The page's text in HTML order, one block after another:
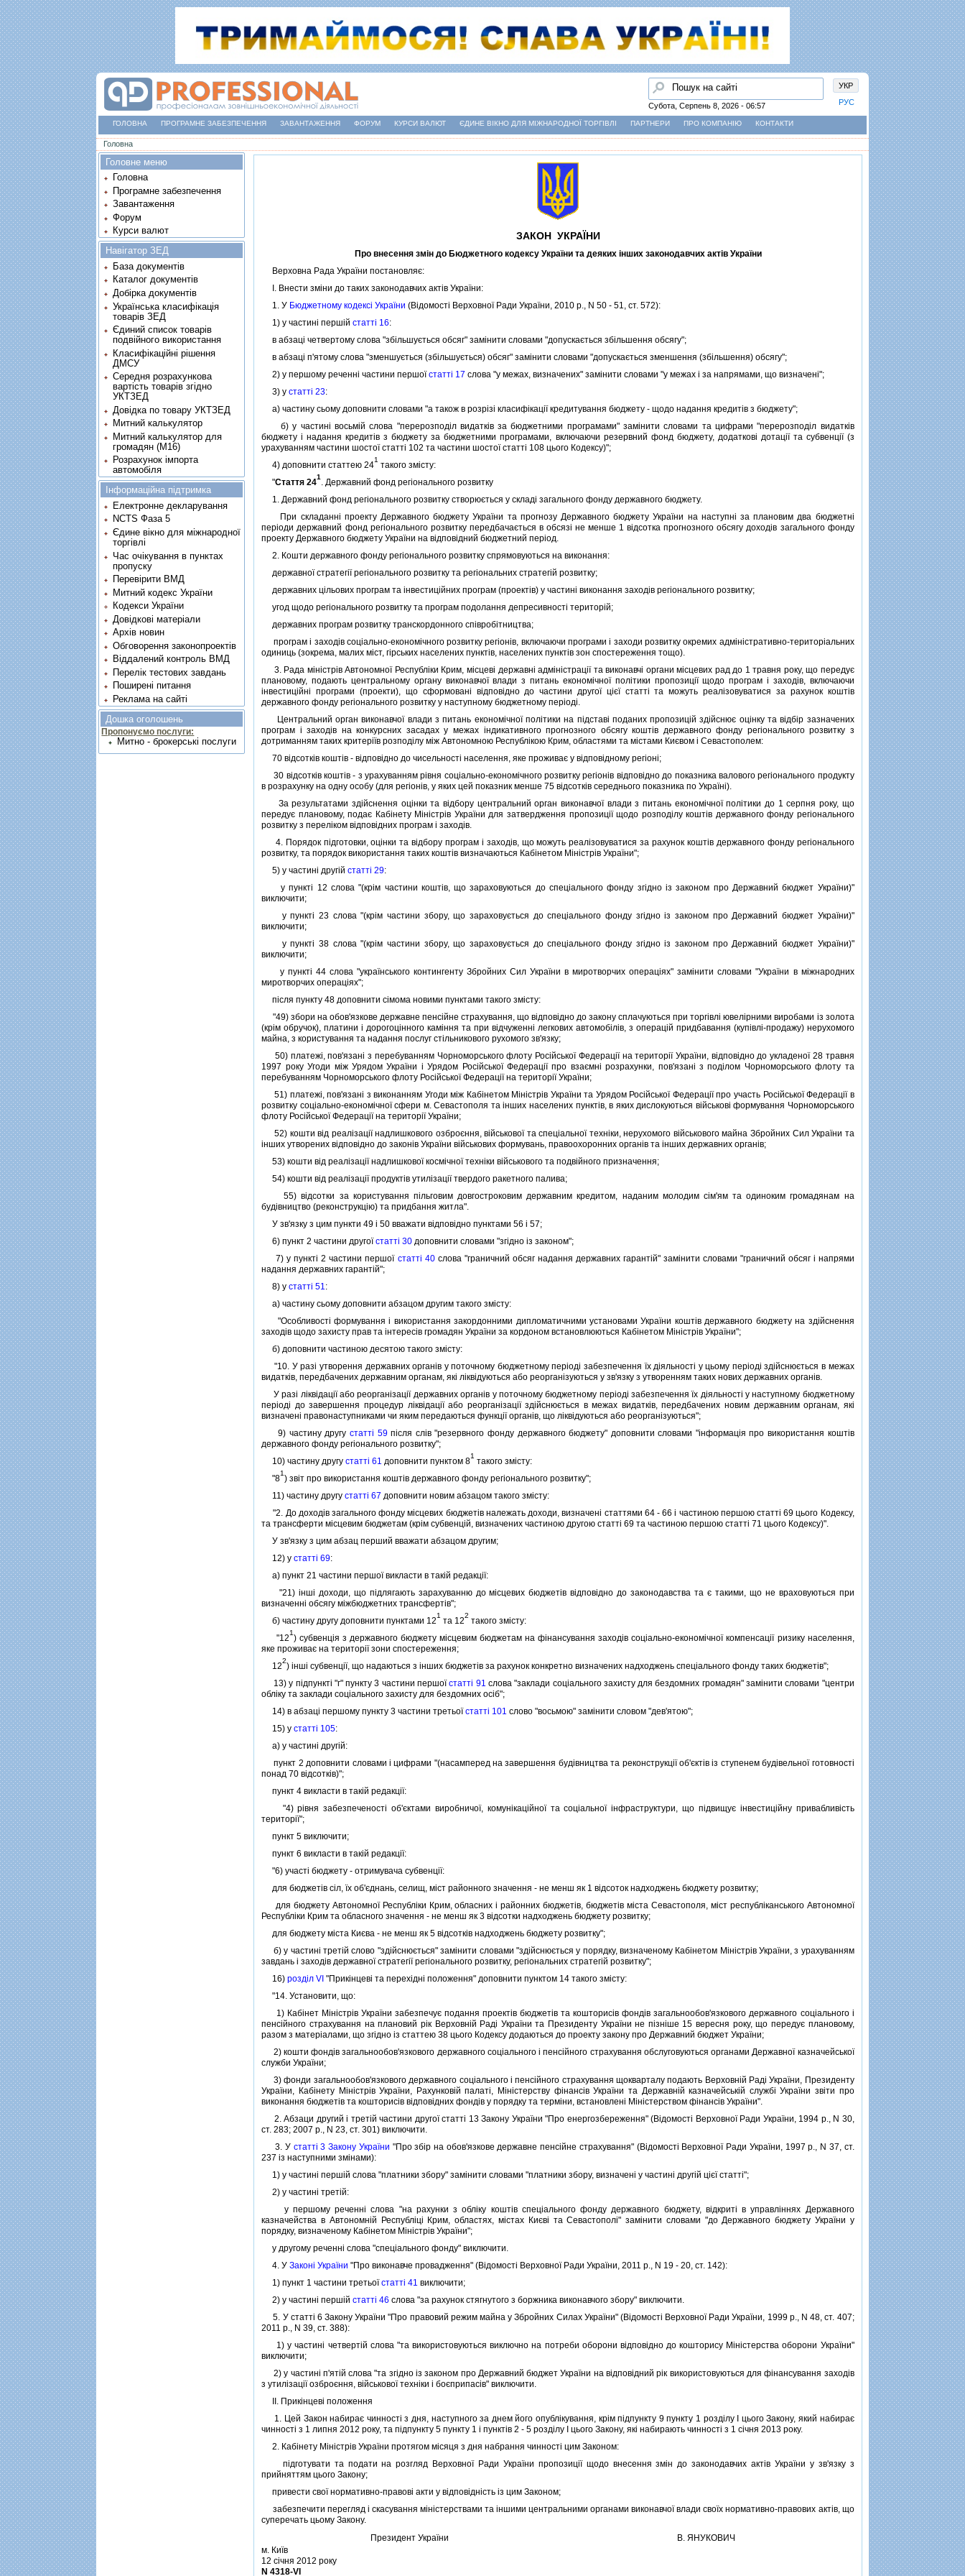
УКР
РУС
Пошук
Субота, Серпень 8, 2026 - 06:57
ГОЛОВНА ПРОГРАМНЕ ЗАБЕЗПЕЧЕННЯ ЗАВАНТАЖЕННЯ ФОРУМ КУРСИ ВАЛЮТ ЄДИНЕ ВІКНО ДЛЯ МІЖНАРОДНОЇ ТОРГІВЛІ ПАРТНЕРИ ПРО КОМПАНІЮ КОНТАКТИ
Ви є тут
Головна
ЗАКОН УКРАЇНИ
Про внесення змiн до Бюджетного кодексу України та деяких iнших законодавчих актiв України
Верховна Рада України постановляє:
I. Внести змiни до таких законодавчих актiв України:
1. У Бюджетному кодексi України (Вiдомостi Верховної Ради України, 2010 р., N 50 - 51, ст. 572):
1) у частинi першiйстаттi 16:
в абзацi четвертому слова "збiльшується обсяг" замiнити словами "допускається збiльшення обсягу";
в абзацi п'ятому слова "зменшується (збiльшується) обсяг" замiнити словами "допускається зменшення (збiльшення) обсягу";
2) у першому реченнi частини першоїстаттi 17 слова "у межах, визначених" замiнити словами "у межах i за напрямами, що визначенi";
3) устаттi 23:
а) частину сьому доповнити словами "а також в розрiзi класифiкацiї кредитування бюджету - щодо надання кредитiв з бюджету";
б) у частинi восьмiй слова "перерозподiл видаткiв за бюджетними програмами" замiнити словами та цифрами "перерозподiл видаткiв
бюджету i надання кредитiв з бюджету за бюджетними програмами, включаючи резервний фонд бюджету, додатковi дотацiї та субвенцiї (з
урахуванням частини шостої статтi 102 та частини шостої статтi 108 цього Кодексу)";
4) доповнити статтею 24
1
такого змiсту:
"Стаття 24
1
. Державний фонд регiонального розвитку
1. Державний фонд регiонального розвитку створюється у складi загального фонду державного бюджету.
При складаннi проекту Державного бюджету України та прогнозу Державного бюджету України на наступнi за плановим два бюджетнi
перiоди державний фонд регiонального розвитку передбачається в обсязi не менше 1 вiдсотка прогнозного обсягу доходiв загального фонду
проекту Державного бюджету України на вiдповiдний бюджетний перiод.
2. Кошти державного фонду регiонального розвитку спрямовуються на виконання:
державної стратегiї регiонального розвитку та регiональних стратегiй розвитку;
державних цiльових програм та iнвестицiйних програм (проектiв) у частинi виконання заходiв регiонального розвитку;
угод щодо регiонального розвитку та програм подолання депресивностi територiй;
державних програм розвитку транскордонного спiвробiтництва;
програм i заходiв соцiально-економiчного розвитку регiонiв, включаючи програми i заходи розвитку окремих адмiнiстративно-територiальних
одиниць (зокрема, малих мiст, гiрських населених пунктiв, населених пунктiв зон спостереження тощо).
3. Рада мiнiстрiв Автономної Республiки Крим, мiсцевi державнi адмiнiстрацiї та виконавчi органи мiсцевих рад до 1 травня року, що передує
плановому, подають центральному органу виконавчої влади з питань економiчної полiтики пропозицiї щодо програм i заходiв, включаючи
iнвестицiйнi програми (проекти), що сформованi вiдповiдно до частини другої цiєї статтi та можуть реалiзовуватися за рахунок коштiв
державного фонду регiонального розвитку у наступному бюджетному перiодi.
Центральний орган виконавчої влади з питань економiчної полiтики на пiдставi поданих пропозицiй здiйснює оцiнку та вiдбiр зазначених
програм i заходiв на конкурсних засадах у межах iндикативного прогнозного обсягу коштiв державного фонду регiонального розвитку з
дотриманням таких критерiїв розподiлу мiж Автономною Республiкою Крим, областями та мiстами Києвом i Севастополем:
70 вiдсоткiв коштiв - вiдповiдно до чисельностi населення, яке проживає у вiдповiдному регiонi;
30 вiдсоткiв коштiв - з урахуванням рiвня соцiально-економiчного розвитку регiонiв вiдповiдно до показника валового регiонального продукту
в розрахунку на одну особу (для регiонiв, у яких цей показник менше 75 вiдсоткiв середнього показника по Українi).
За результатами здiйснення оцiнки та вiдбору центральний орган виконавчої влади з питань економiчної полiтики до 1 серпня року, що
передує плановому, подає Кабiнету Мiнiстрiв України для затвердження пропозицiї щодо розподiлу коштiв державного фонду регiонального
розвитку з перелiком вiдповiдних програм i заходiв.
4. Порядок пiдготовки, оцiнки та вiдбору програм i заходiв, що можуть реалiзовуватися за рахунок коштiв державного фонду регiонального
розвитку, та порядок використання таких коштiв визначаються Кабiнетом Мiнiстрiв України";
5) у частинi другiйстаттi 29:
у пунктi 12 слова "(крiм частини коштiв, що зараховуються до спецiального фонду згiдно iз законом про Державний бюджет України)"
виключити;
у пунктi 23 слова "(крiм частини збору, що зараховується до спецiального фонду згiдно iз законом про Державний бюджет України)"
виключити;
у пунктi 38 слова "(крiм частини збору, що зараховується до спецiального фонду згiдно iз законом про Державний бюджет України)"
виключити;
у пунктi 44 слова "українського контингенту Збройних Сил України в миротворчих операцiях" замiнити словами "України в мiжнародних
миротворчих операцiях";
пiсля пункту 48 доповнити сiмома новими пунктами такого змiсту:
"49) збори на обов'язкове державне пенсiйне страхування, що вiдповiдно до закону сплачуються при торгiвлi ювелiрними виробами iз золота
(крiм обручок), платини i дорогоцiнного камiння та при вiдчуженнi легкових автомобiлiв, з операцiй придбавання (купiвлi-продажу) нерухомого
майна, з користування та надання послуг стiльникового рухомого зв'язку;
50) платежi, пов'язанi з перебуванням Чорноморського флоту Росiйської Федерацiї на територiї України, вiдповiдно до укладеної 28 травня
1997 року Угоди мiж Урядом України i Урядом Росiйської Федерацiї про взаємнi розрахунки, пов'язанi з подiлом Чорноморського флоту та
перебуванням Чорноморського флоту Росiйської Федерацiї на територiї України;
51) платежi, пов'язанi з виконанням Угоди мiж Кабiнетом Мiнiстрiв України та Урядом Росiйської Федерацiї про участь Росiйської Федерацiї в
розвитку соцiально-економiчної сфери м. Севастополя та iнших населених пунктiв, в яких дислокуються вiйськовi формування Чорноморського
флоту Росiйської Федерацiї на територiї України;
52) кошти вiд реалiзацiї надлишкового озброєння, вiйськової та спецiальної технiки, нерухомого вiйськового майна Збройних Сил України та
iнших утворених вiдповiдно до законiв України вiйськових формувань, правоохоронних органiв та iнших державних органiв;
53) кошти вiд реалiзацiї надлишкової космiчної технiки вiйськового та подвiйного призначення;
54) кошти вiд реалiзацiї продуктiв утилiзацiї твердого ракетного палива;
55) вiдсотки за користування пiльговим довгостроковим державним кредитом, наданим молодим сiм'ям та одиноким громадянам на
будiвництво (реконструкцiю) та придбання житла".
У зв'язку з цим пункти 49 i 50 вважати вiдповiдно пунктами 56 i 57;
6) пункт 2 частини другоїстаттi 30 доповнити словами "згiдно iз законом";
7) у пунктi 2 частини першої статтi 40слова "граничний обсяг надання державних гарантiй" замiнити словами "граничний обсяг i напрями
надання державних гарантiй";
8) устаттi 51 :
а) частину сьому доповнити абзацом другим такого змiсту:
"Особливостi формування i використання закордонними дипломатичними установами України коштiв державного бюджету на здiйснення
заходiв щодо захисту прав та iнтересiв громадян України за кордоном встановлюються Кабiнетом Мiнiстрiв України";
б) доповнити частиною десятою такого змiсту:
"10. У разi утворення державних органiв у поточному бюджетному перiодi забезпечення їх дiяльностi у цьому перiодi здiйснюється в межах
видаткiв, передбачених державним органам, якi лiквiдуються або реорганiзуються у зв'язку з утворенням таких нових державних органiв.
У разi лiквiдацiї або реорганiзацiї державних органiв у поточному бюджетному перiодi забезпечення їх дiяльностi у наступному бюджетному
перiодi до завершення процедур лiквiдацiї або реорганiзацiї здiйснюється в межах видаткiв, передбачених новим державним органам, якi
визначенi правонаступниками чи яким передаються функцiї органiв, що лiквiдуються або реорганiзуються";
9) частину другустаттi 59пiсля слiв "резервного фонду державного бюджету" доповнити словами "iнформацiя про використання коштiв
державного фонду регiонального розвитку";
10) частину другустаттi 61 доповнити пунктом 8
1
такого змiсту:
"8
1
) звiт про використання коштiв державного фонду регiонального розвитку";
11) частину другустаттi 67 доповнити новим абзацом такого змiсту:
"2. До доходiв загального фонду мiсцевих бюджетiв належать доходи, визначенi статтями 64 - 66 i частиною першою статтi 69 цього Кодексу,
та трансферти мiсцевим бюджетам (крiм субвенцiй, визначених частиною другою статтi 69 та частиною першою статтi 71 цього Кодексу)".
У зв'язку з цим абзац перший вважати абзацом другим;
12) устаттi 69:
а) пункт 21 частини першої викласти в такiй редакцiї:
"21) iншi доходи, що пiдлягають зарахуванню до мiсцевих бюджетiв вiдповiдно до законодавства та є такими, що не враховуються при
визначеннi обсягу мiжбюджетних трансфертiв";
б) частину другу доповнити пунктами 12
1
та 12
2
такого змiсту:
"12
1
) субвенцiя з державного бюджету мiсцевим бюджетам на фiнансування заходiв соцiально-економiчної компенсацiї ризику населення,
яке проживає на територiї зони спостереження;
12
2
) iншi субвенцiї, що надаються з iнших бюджетiв за рахунок конкретно визначених надходжень спецiального фонду таких бюджетiв";
13) у пiдпунктi "г" пункту 3 частини першоїстаттi 91 слова "заклади соцiального захисту для бездомних громадян" замiнити словами "центри
облiку та заклади соцiального захисту для бездомних осiб";
14) в абзацi першому пункту 3 частини третьоїстаттi 101 слово "восьмою" замiнити словом "дев'ятою";
15) устаттi 105:
а) у частинi другiй:
пункт 2 доповнити словами i цифрами "(насамперед на завершення будiвництва та реконструкцiї об'єктiв iз ступенем будiвельної готовностi
понад 70 вiдсоткiв)";
пункт 4 викласти в такiй редакцiї:
"4) рiвня забезпеченостi об'єктами виробничої, комунiкацiйної та соцiальної iнфраструктури, що пiдвищує iнвестицiйну привабливiсть
територiї";
пункт 5 виключити;
пункт 6 викласти в такiй редакцiї:
"6) участi бюджету - отримувача субвенцiї:
для бюджетiв сiл, їх об'єднань, селищ, мiст районного значення - не менш як 1 вiдсоток надходжень бюджету розвитку;
для бюджету Автономної Республiки Крим, обласних i районних бюджетiв, бюджетiв мiста Севастополя, мiст республiканського Автономної
Республiки Крим та обласного значення - не менш як 3 вiдсотки надходжень бюджету розвитку;
для бюджету мiста Києва - не менш як 5 вiдсоткiв надходжень бюджету розвитку";
б) у частинi третiй слово "здiйснюється" замiнити словами "здiйснюється у порядку, визначеному Кабiнетом Мiнiстрiв України, з урахуванням
завдань i заходiв державної стратегiї регiонального розвитку, регiональних стратегiй розвитку";
16)роздiл VI "Прикiнцевi та перехiднi положення" доповнити пунктом 14 такого змiсту:
"14. Установити, що:
1) Кабiнет Мiнiстрiв України забезпечує подання проектiв бюджетiв та кошторисiв фондiв загальнообов'язкового державного соцiального i
пенсiйного страхування на плановий рiк Верховнiй Радi України та Президенту України не пiзнiше 15 вересня року, що передує плановому,
разом з матерiалами, що згiдно iз статтею 38 цього Кодексу додаються до проекту закону про Державний бюджет України;
2) кошти фондiв загальнообов'язкового державного соцiального i пенсiйного страхування обслуговуються органами Державної казначейської
служби України;
3) фонди загальнообов'язкового державного соцiального i пенсiйного страхування щокварталу подають Верховнiй Радi України, Президенту
України, Кабiнету Мiнiстрiв України, Рахунковiй палатi, Мiнiстерству фiнансiв України та Державнiй казначейськiй службi України звiти про
виконання бюджетiв та кошторисiв вiдповiдних фондiв у порядку та термiни, встановленi Мiнiстерством фiнансiв України".
2. Абзаци другий i третiй частини другої статтi 13 Закону України "Про енергозбереження" (Вiдомостi Верховної Ради України, 1994 р., N 30,
ст. 283; 2007 р., N 23, ст. 301) виключити.
3. У статтi 3 Закону України "Про збiр на обов'язкове державне пенсiйне страхування" (Вiдомостi Верховної Ради України, 1997 р., N 37, ст.
237 iз наступними змiнами):
1) у частинi першiй слова "платники збору" замiнити словами "платники збору, визначенi у частинi другiй цiєї статтi";
2) у частинi третiй:
у першому реченнi слова "на рахунки з облiку коштiв спецiального фонду державного бюджету, вiдкритi в управлiннях Державного
казначейства в Автономнiй Республiцi Крим, областях, мiстах Києвi та Севастополi" замiнити словами "до Державного бюджету України у
порядку, визначеному Кабiнетом Мiнiстрiв України";
у другому реченнi слова "спецiального фонду" виключити.
4. УЗаконi України "Про виконавче провадження" (Вiдомостi Верховної Ради України, 2011 р., N 19 - 20, ст. 142):
1) пункт 1 частини третьоїстаттi 41 виключити;
2) у частинi першiйстаттi 46 слова "за рахунок стягнутого з боржника виконавчого збору" виключити.
5. У статтi 6 Закону України "Про правовий режим майна у Збройних Силах України" (Вiдомостi Верховної Ради України, 1999 р., N 48, ст. 407;
2011 р., N 39, ст. 388):
1) у частинi четвертiй слова "та використовуються виключно на потреби оборони вiдповiдно до кошторису Мiнiстерства оборони України"
виключити;
2) у частинi п'ятiй слова "та згiдно iз законом про Державний бюджет України на вiдповiдний рiк використовуються для фiнансування заходiв
з утилiзацiї озброєння, вiйськової технiки i боєприпасiв" виключити.
II. Прикiнцевi положення
1. Цей Закон набирає чинностi з дня, наступного за днем його опублiкування, крiм пiдпункту 9 пункту 1 роздiлу I цього Закону, який набирає
чинностi з 1 липня 2012 року, та пiдпункту 5 пункту 1 i пунктiв 2 - 5 роздiлу I цього Закону, якi набирають чинностi з 1 сiчня 2013 року.
2. Кабiнету Мiнiстрiв України протягом мiсяця з дня набрання чинностi цим Законом:
пiдготувати та подати на розгляд Верховної Ради України пропозицiї щодо внесення змiн до законодавчих актiв України у зв'язку з
прийняттям цього Закону;
привести свої нормативно-правовi акти у вiдповiднiсть iз цим Законом;
забезпечити перегляд i скасування мiнiстерствами та iншими центральними органами виконавчої влади своїх нормативно-правових актiв, що
суперечать цьому Закону.
Президент України
В. ЯНУКОВИЧ
м. Київ
12 сiчня 2012 року
N 4318-VI
Головне меню
Головна
Програмне забезпечення
Завантаження
Форум
Курси валют
Навігатор ЗЕД
База документів
Каталог документів
Добірка документів
Українська класифікація
товарів ЗЕД
Єдиний список товарів
подвійного використання
Класифікаційні рішення
ДМСУ
Середня розрахункова
вартість товарів згідно
УКТЗЕД
Довідка по товару УКТЗЕД
Митний калькулятор
Митний калькулятор для
громадян (М16)
Розрахунок імпорта
автомобіля
Інформаційна підтримка
Електронне декларування
NCTS Фаза 5
Єдине вікно для міжнародної
торгівлі
Час очікування в пунктах
пропуску
Перевірити ВМД
Митний кодекс України
Кодекси України
Довідкові матеріали
Архів новин
Обговорення законопроектів
Віддалений контроль ВМД
Перелік тестових завдань
Поширені питання
Реклама на сайті
Дошка оголошень
Пропонуємо послуги:
Митно - брокерські послуги